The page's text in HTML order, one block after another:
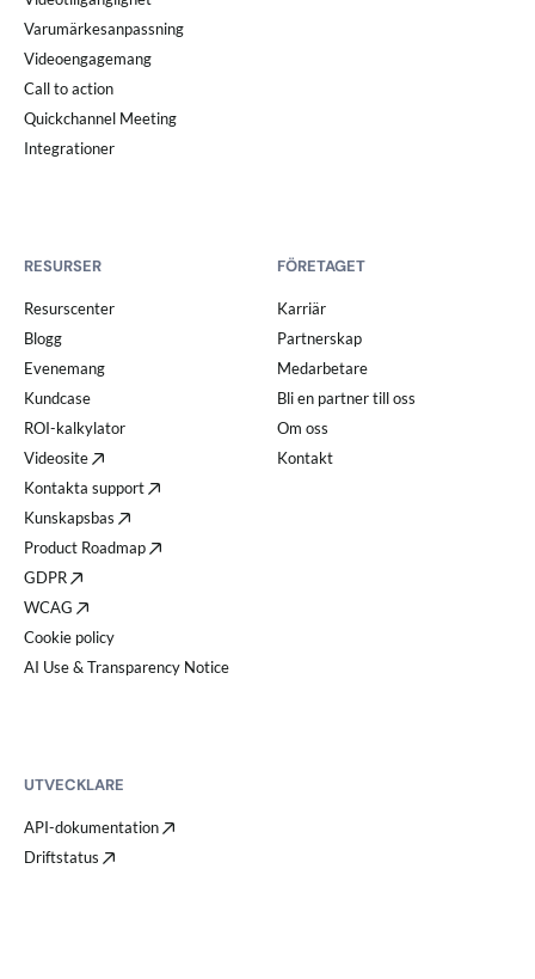
Varumärkesanpassning
Videoengagemang
Call to action
Quickchannel Meeting
Integrationer
RESURSER
Resurscenter
Blogg
Evenemang
Kundcase
ROI-kalkylator
Videosite
Kontakta support
Kunskapsbas
Product Roadmap
GDPR
WCAG
Cookie policy
AI Use & Transparency Notice
FÖRETAGET
Karriär
Partnerskap
Medarbetare
Bli en partner till oss
Om oss
Kontakt
UTVECKLARE
API-dokumentation
Driftstatus